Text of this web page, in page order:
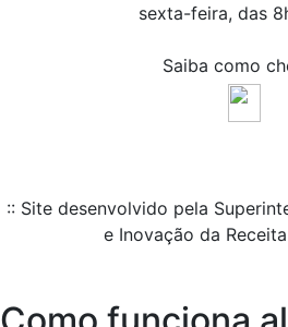
sexta-feira, das
Saiba como
:: Site desenvolvido pela
e Inovação da